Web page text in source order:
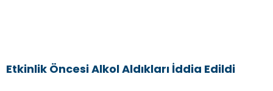
Etkinlik Öncesi Alkol Aldıkları İddia Edildi